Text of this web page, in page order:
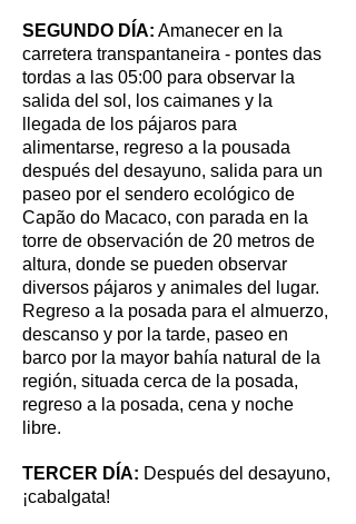
SEGUNDO DÍA: Amanecer en la
carretera transpantaneira - pontes das
tordas a las 05:00 para observar la
salida del sol, los caimanes y la
llegada de los pájaros para
alimentarse, regreso a la pousada
después del desayuno, salida para un
paseo por el sendero ecológico de
Capão do Macaco, con parada en la
torre de observación de 20 metros de
altura, donde se pueden observar
diversos pájaros y animales del lugar.
Regreso a la posada para el almuerzo,
descanso y por la tarde, paseo en
barco por la mayor bahía natural de la
región, situada cerca de la posada,
regreso a la posada, cena y noche
libre.
TERCER DÍA: Después del desayuno,
¡cabalgata!